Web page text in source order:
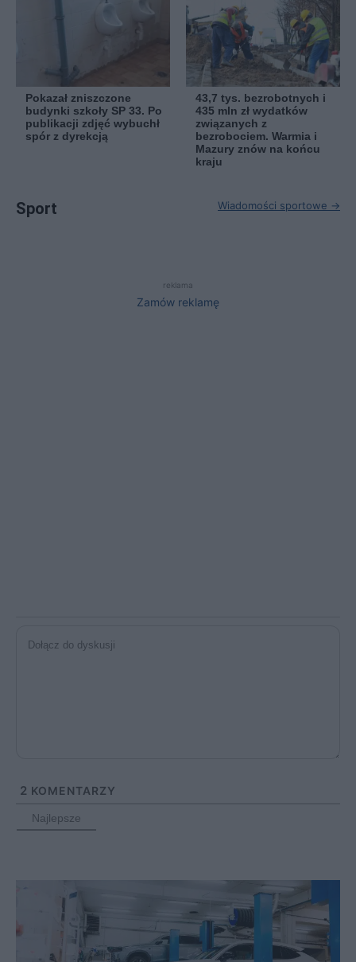
Pokazał zniszczone
budynki szkoły SP 33. Po
publikacji zdjęć wybuchł
spór z dyrekcją
43,7 tys. bezrobotnych i
435 mln zł wydatków
związanych z
bezrobociem. Warmia i
Mazury znów na końcu
kraju
Sport Wiadomości sportowe →
reklama
Zamów reklamę
2 KOMENTARZY
Najlepsze